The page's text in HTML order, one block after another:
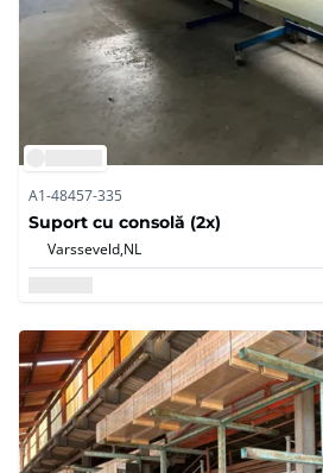
A1-48457-335
Suport cu consolă (2x)
Varsseveld,NL